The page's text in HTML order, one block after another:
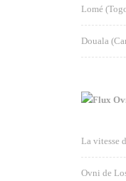
Lomé
Douala
La vitesse
Ovni de